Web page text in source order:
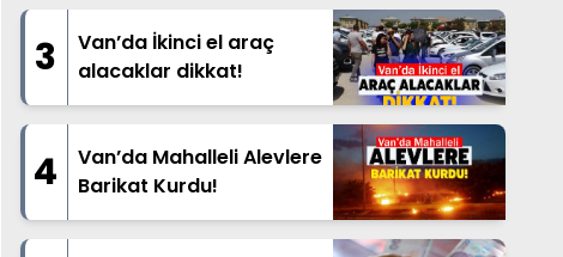
3
Van’da İkinci el araç
alacaklar dikkat!
4
Van’da Mahalleli Alevlere
Barikat Kurdu!